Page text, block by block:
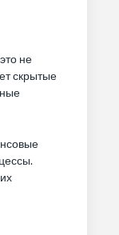
не
скрытые